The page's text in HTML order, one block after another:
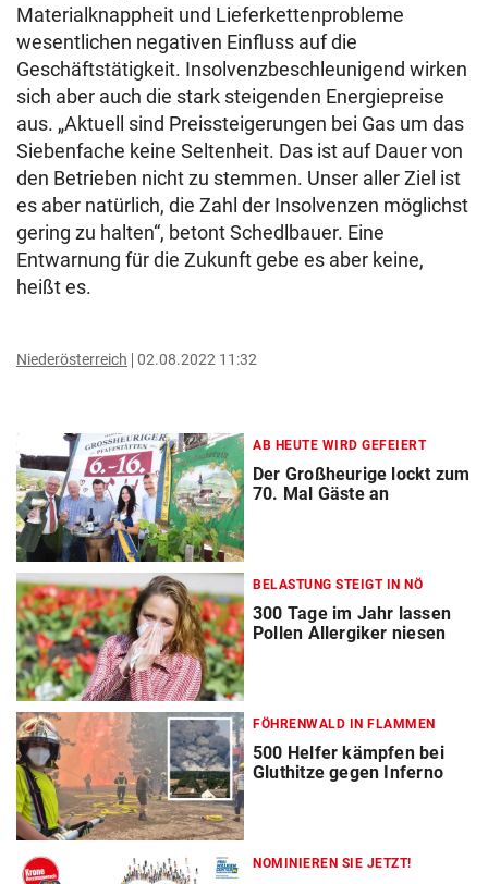
Materialknappheit und Lieferkettenprobleme
wesentlichen negativen Einfluss auf die
Geschäftstätigkeit. Insolvenzbeschleunigend wirken
sich aber auch die stark steigenden Energiepreise
aus. „Aktuell sind Preissteigerungen bei Gas um das
Siebenfache keine Seltenheit. Das ist auf Dauer von
den Betrieben nicht zu stemmen. Unser aller Ziel ist
es aber natürlich, die Zahl der Insolvenzen möglichst
gering zu halten“, betont Schedlbauer. Eine
Entwarnung für die Zukunft gebe es aber keine,
heißt es.
Niederösterreich 02.08.2022 11:32
AB HEUTE WIRD GEFEIERT
Der Großheurige lockt zum
70. Mal Gäste an
BELASTUNG STEIGT IN NÖ
300 Tage im Jahr lassen
Pollen Allergiker niesen
FÖHRENWALD IN FLAMMEN
500 Helfer kämpfen bei
Gluthitze gegen Inferno
NOMINIEREN SIE JETZT!